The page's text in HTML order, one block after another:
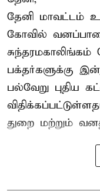
தேனி மாவட்டம்
கோவில் வனப்பாதை
பக்தர்களுக்கு
பல்வேறு புதிய
துறை மற்றும்